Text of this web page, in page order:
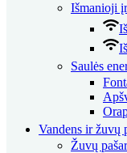
Išmanioji
Saulės
Vandens ir žuvų
Žuvų